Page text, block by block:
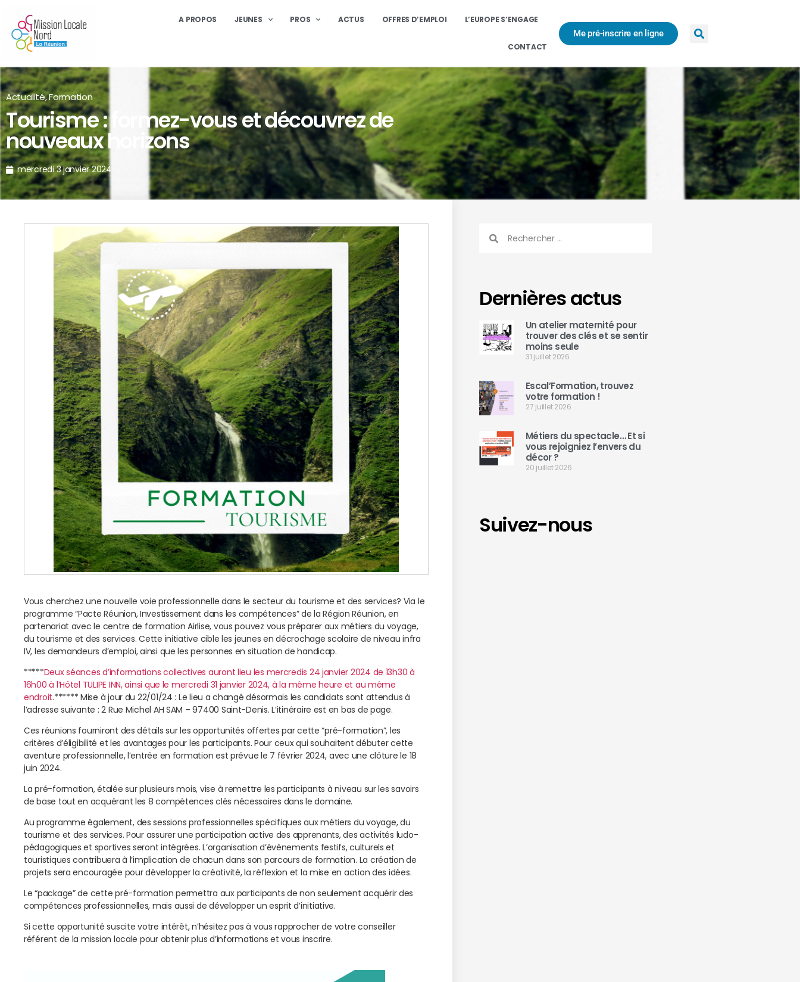
A PROPOS JEUNES PROS ACTUS OFFRES D’EMPLOI L’EUROPE S’ENGAGE
CONTACT
Me pré-inscrire en ligne
Actualité,Formation
Tourisme : formez-vous et découvrez de
nouveaux horizons
mercredi 3 janvier 2024
Vous cherchez une nouvelle voie professionnelle dans le secteur du tourisme et des services? Via le
programme “Pacte Réunion, Investissement dans les compétences” de la Région Réunion, en
partenariat avec le centre de formation Airlise, vous pouvez vous préparer aux métiers du voyage,
du tourisme et des services. Cette initiative cible les jeunes en décrochage scolaire de niveau infra
IV, les demandeurs d’emploi, ainsi que les personnes en situation de handicap.
*****Deux séances d’informations collectives auront lieu les mercredis 24 janvier 2024 de 13h30 à
16h00 à l’Hôtel TULIPE INN, ainsi que le mercredi 31 janvier 2024, à la même heure et au même
endroit.****** Mise à jour du 22/01/24 : Le lieu a changé désormais les candidats sont attendus à
l’adresse suivante : 2 Rue Michel AH SAM – 97400 Saint-Denis. L’itinéraire est en bas de page.
Ces réunions fourniront des détails sur les opportunités offertes par cette “pré-formation”, les
critères d’éligibilité et les avantages pour les participants. Pour ceux qui souhaitent débuter cette
aventure professionnelle, l’entrée en formation est prévue le 7 février 2024, avec une clôture le 18
juin 2024.
La pré-formation, étalée sur plusieurs mois, vise à remettre les participants à niveau sur les savoirs
de base tout en acquérant les 8 compétences clés nécessaires dans le domaine.
Au programme également, des sessions professionnelles spécifiques aux métiers du voyage, du
tourisme et des services. Pour assurer une participation active des apprenants, des activités ludo-
pédagogiques et sportives seront intégrées. L’organisation d’évènements festifs, culturels et
touristiques contribuera à l’implication de chacun dans son parcours de formation. La création de
projets sera encouragée pour développer la créativité, la réflexion et la mise en action des idées.
Le “package” de cette pré-formation permettra aux participants de non seulement acquérir des
compétences professionnelles, mais aussi de développer un esprit d’initiative.
Si cette opportunité suscite votre intérêt, n’hésitez pas à vous rapprocher de votre conseiller
référent de la mission locale pour obtenir plus d’informations et vous inscrire.
Dernières actus
Un atelier maternité pour
trouver des clés et se sentir
moins seule
31 juillet 2026
Escal’Formation, trouvez
votre formation !
27 juillet 2026
Métiers du spectacle… Et si
vous rejoigniez l’envers du
décor ?
20 juillet 2026
Suivez-nous